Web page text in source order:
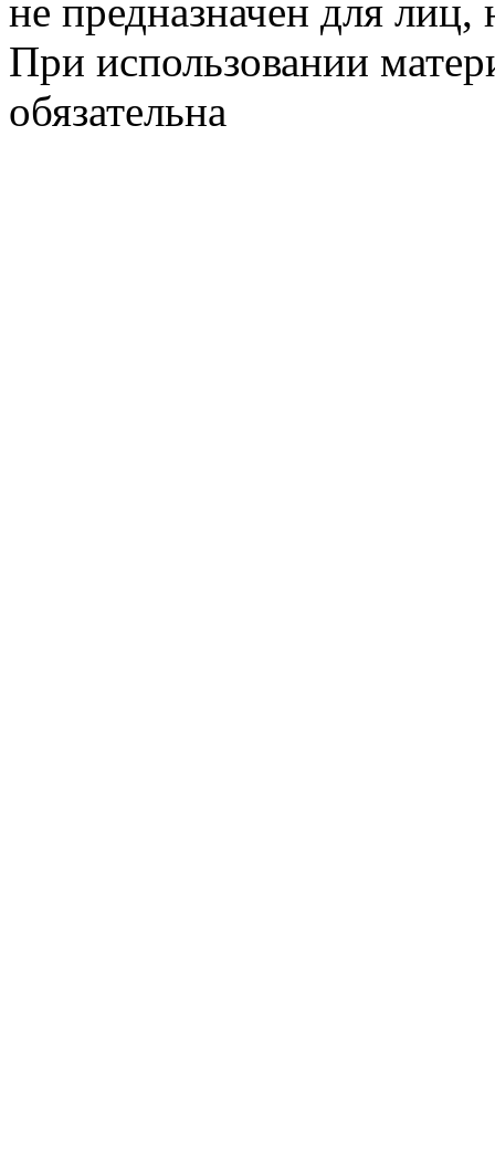
не предназначен для
При использовании
обязательна